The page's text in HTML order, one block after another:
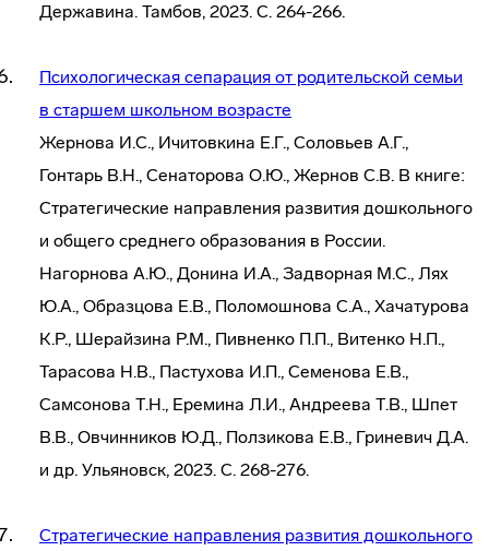
Державина. Тамбов, 2023. С. 264-266.
Психологическая сепарация от родительской семьи
в старшем школьном возрасте
Жернова И.С., Ичитовкина Е.Г., Соловьев А.Г.,
Гонтарь В.Н., Сенаторова О.Ю., Жернов С.В. В книге:
Стратегические направления развития дошкольного
и общего среднего образования в России.
Нагорнова А.Ю., Донина И.А., Задворная М.С., Лях
Ю.А., Образцова Е.В., Поломошнова С.А., Хачатурова
К.Р., Шерайзина Р.М., Пивненко П.П., Витенко Н.П.,
Тарасова Н.В., Пастухова И.П., Семенова Е.В.,
Самсонова Т.Н., Еремина Л.И., Андреева Т.В., Шпет
В.В., Овчинников Ю.Д., Ползикова Е.В., Гриневич Д.А.
и др. Ульяновск, 2023. С. 268-276.
Стратегические направления развития дошкольного